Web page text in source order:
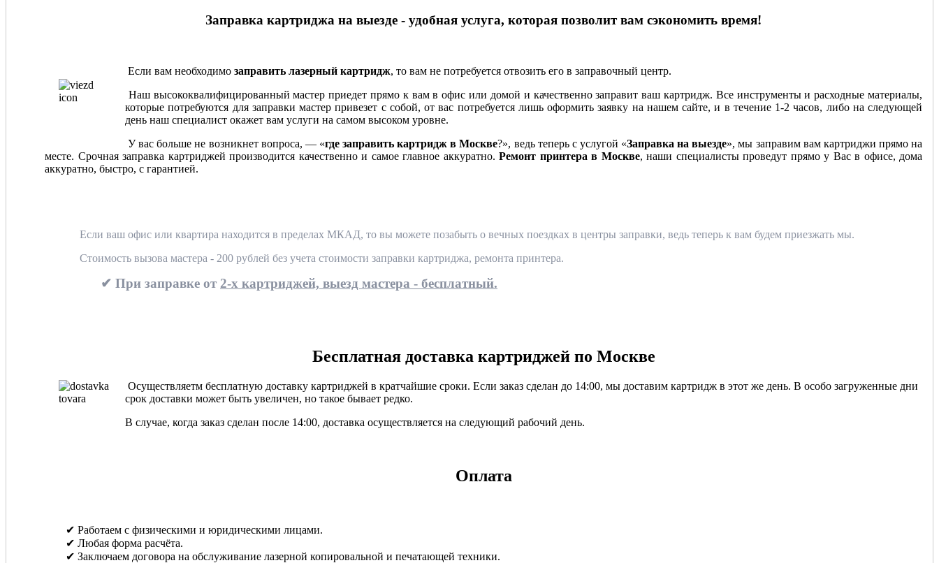
Заправка картриджа на выезде - удобная услуга, которая позволит вам сэкономить время!
Если вам необходимо заправить лазерный картридж, то вам не потребуется отвозить его в заправочный центр.
Наш высококвалифицированный мастер приедет прямо к вам в офис или домой и качественно заправит ваш картридж. Все инструменты и расходные материалы,
которые потребуются для заправки мастер привезет с собой, от вас потребуется лишь оформить заявку на нашем сайте, и в течение 1-2 часов, либо на следующей
день наш специалист окажет вам услуги на самом высоком уровне.
У вас больше не возникнет вопроса, — «где заправить картридж в Москве?», ведь теперь с услугой «Заправка на выезде», мы заправим вам картриджи прямо на
месте. Срочная заправка картриджей производится качественно и самое главное аккуратно. Ремонт принтера в Москве, наши специалисты проведут прямо у Вас в офисе, дома
аккуратно, быстро, с гарантией.
Если ваш офис или квартира находится в пределах МКАД, то вы можете позабыть о вечных поездках в центры заправки, ведь теперь к вам будем приезжать мы.
Стоимость вызова мастера - 200 рублей без учета стоимости заправки картриджа, ремонта принтера.
✔ При заправке от 2-х картриджей, выезд мастера - бесплатный.
Бесплатная доставка картриджей по Москве
Осуществляетм бесплатную доставку картриджей в кратчайшие сроки. Если заказ сделан до 14:00, мы доставим картридж в этот же день. В особо загруженные дни
срок доставки может быть увеличен, но такое бывает редко.
В случае, когда заказ сделан после 14:00, доставка осуществляется на следующий рабочий день.
Оплата
✔ Работаем с физическими и юридическими лицами.
✔ Любая форма расчёта.
✔ Заключаем договора на обслуживание лазерной копировальной и печатающей техники.